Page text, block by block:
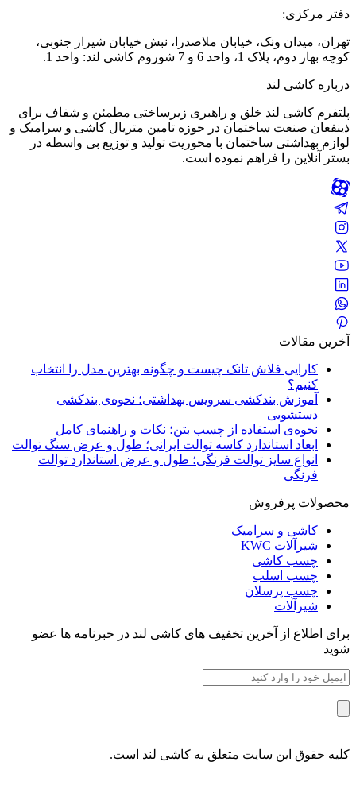
دفتر مرکزی:
تهران، میدان ونک، خیابان ملاصدرا، نبش خیابان شیراز جنوبی،
کوچه بهار دوم، پلاک 1، واحد 6 و 7 شوروم کاشی لند: واحد 1.
درباره کاشی لند
پلتفرم کاشی لند خلق و راهبری زیرساختی مطمئن و شفاف برای
ذینفعان صنعت ساختمان در حوزه تامین متریال کاشی و سرامیک و
لوازم بهداشتی ساختمان با محوریت تولید و توزیع بی واسطه در
بستر آنلاین را فراهم نموده است.
آخرین مقالات
کارایی فلاش تانک چیست و چگونه بهترین مدل را انتخاب
کنیم؟
آموزش بندکشی سرویس بهداشتی؛ نحوه‌ی بندکشی
دستشویی
نحوه‌ی استفاده از چسب بتن؛ نکات و راهنمای کامل
ابعاد استاندارد کاسه توالت ایرانی؛ طول و عرض سنگ توالت
انواع سایز توالت فرنگی؛ طول و عرض استاندارد توالت
فرنگی
محصولات پرفروش
کاشی و سرامیک
شیرآلات KWC
چسب کاشی
چسب اسلب
چسب پرسلان
شیرآلات
برای اطلاع از آخرین تخفیف های کاشی لند در خبرنامه ها عضو
شوید
کلیه حقوق این سایت متعلق به کاشی لند است.